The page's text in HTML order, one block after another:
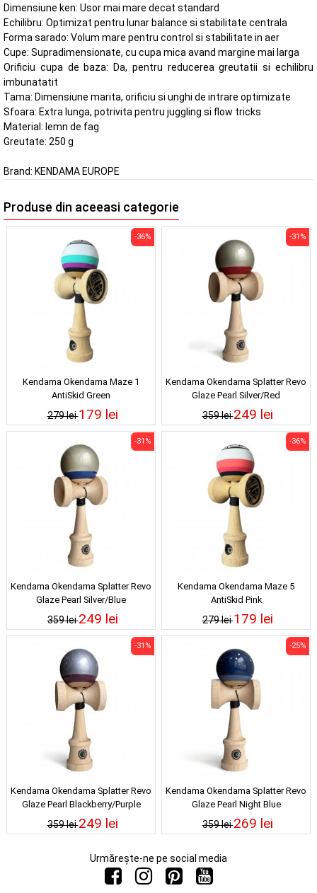
Dimensiune ken: Usor mai mare decat standard
Echilibru: Optimizat pentru lunar balance si stabilitate centrala
Forma sarado: Volum mare pentru control si stabilitate in aer
Cupe: Supradimensionate, cu cupa mica avand margine mai larga
Orificiu cupa de baza: Da, pentru reducerea greutatii si echilibru
imbunatatit
Tama: Dimensiune marita, orificiu si unghi de intrare optimizate
Sfoara: Extra lunga, potrivita pentru juggling si flow tricks
Material: lemn de fag
Greutate: 250 g
Brand: KENDAMA EUROPE
Produse din aceeasi categorie
Kendama Okendama Maze 1
AntiSkid Green
279 lei
-36%
179 lei
Kendama Okendama Splatter Revo
Glaze Pearl Silver/Red
359 lei
-31%
249 lei
Kendama Okendama Splatter Revo
Glaze Pearl Silver/Blue
359 lei
-31%
249 lei
Kendama Okendama Maze 5
AntiSkid Pink
279 lei
-36%
179 lei
Kendama Okendama Splatter Revo
Glaze Pearl Blackberry/Purple
359 lei
-31%
249 lei
Kendama Okendama Splatter Revo
Glaze Pearl Night Blue
359 lei
-25%
269 lei
Urmărește-ne pe social media